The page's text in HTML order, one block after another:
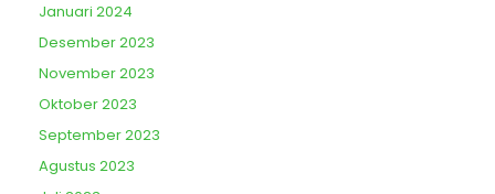
Januari 2024
Desember 2023
November 2023
Oktober 2023
September 2023
Agustus 2023